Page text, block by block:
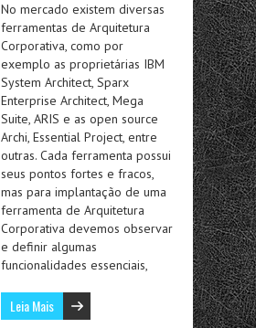
No mercado existem diversas
ferramentas de Arquitetura
Corporativa, como por
exemplo as proprietárias IBM
System Architect, Sparx
Enterprise Architect, Mega
Suite, ARIS e as open source
Archi, Essential Project, entre
outras. Cada ferramenta possui
seus pontos fortes e fracos,
mas para implantação de uma
ferramenta de Arquitetura
Corporativa devemos observar
e definir algumas
funcionalidades essenciais,
Leia Mais